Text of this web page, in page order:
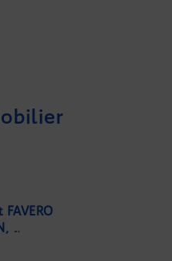
Nathalie COUZIGOU-SUHAS